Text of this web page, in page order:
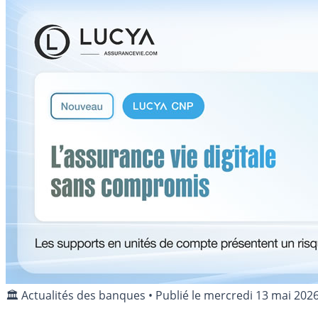
🏛️ Actualités des banques • Publié le mercredi 13 mai